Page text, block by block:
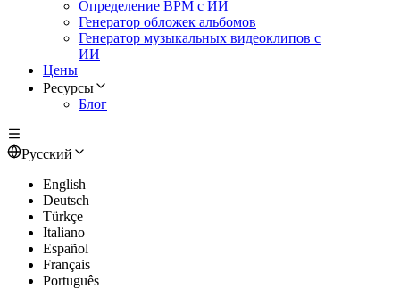
Определение BPM с ИИ
Генератор обложек альбомов
Генератор музыкальных видеоклипов с
ИИ
Цены
Ресурсы
Блог
Русский
English
Deutsch
Türkçe
Italiano
Español
Français
Português